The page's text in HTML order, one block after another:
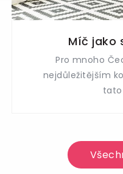
Míč jako
Pro mnoho
nejdůležitějším
tato